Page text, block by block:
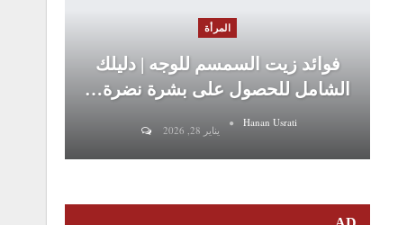
المرأة
فوائد زيت السمسم للوجه | دليلك
الشامل للحصول على بشرة نضرة…
Hanan Usrati
يناير 28, 2026